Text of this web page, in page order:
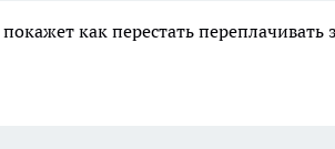
как перестать переплачивать